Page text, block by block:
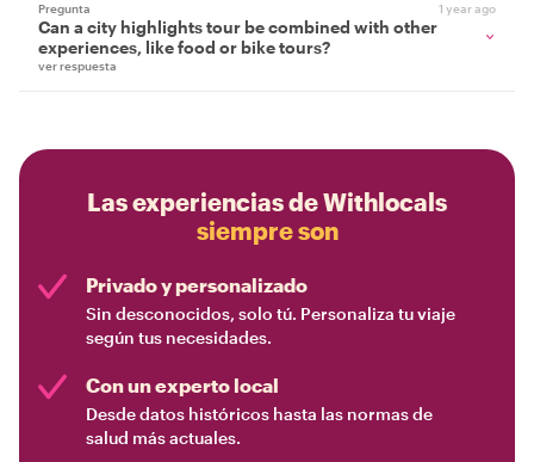
Pregunta 1 year ago
Can a city highlights tour be combined with other
experiences, like food or bike tours?
ver respuesta
Las experiencias de Withlocals
siempre son
Privado y personalizado
Sin desconocidos, solo tú. Personaliza tu viaje
según tus necesidades.
Con un experto local
Desde datos históricos hasta las normas de
salud más actuales.